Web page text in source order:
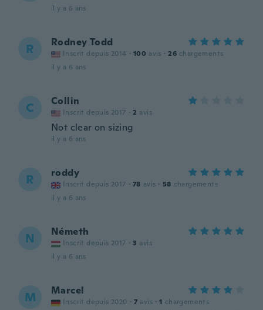
il y a 6 ans
R Rodney Todd
Inscrit depuis 2014 · 100 avis · 26 chargements
il y a 6 ans
C Collin
Inscrit depuis 2017 · 2 avis
Not clear on sizing
il y a 6 ans
R roddy
Inscrit depuis 2017 · 78 avis · 58 chargements
il y a 6 ans
N Németh
Inscrit depuis 2017 · 3 avis
il y a 6 ans
M Marcel
Inscrit depuis 2020 · 7 avis · 1 chargements